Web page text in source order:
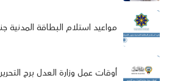
مواعيد استلام البطاقة المدنية
أوقات عمل وزارة العدل برج التحرير 2026